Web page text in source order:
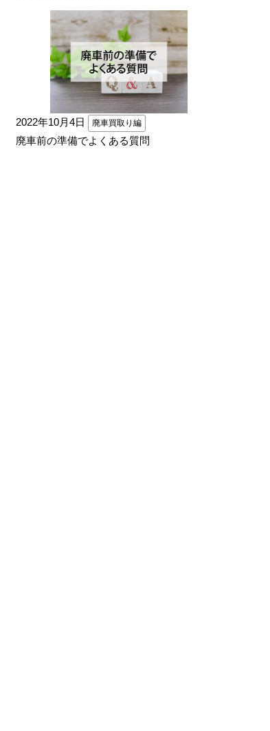
2022年10月4日 廃車買取り編
廃車前の準備でよくある質問